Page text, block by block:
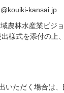
kansai.jp
農林水産業ビジ
様式を添付の上
いただく場合は